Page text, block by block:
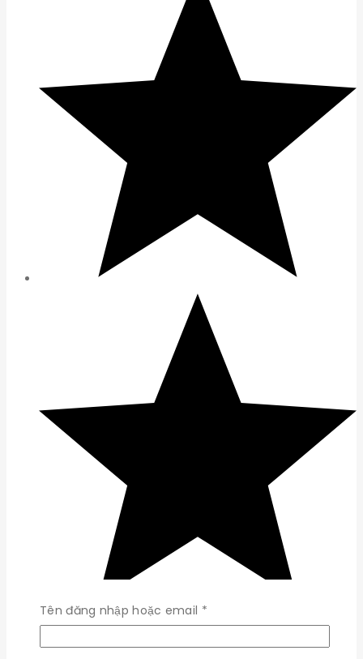
Tên đăng nhập hoặc email *Bắt
buộc